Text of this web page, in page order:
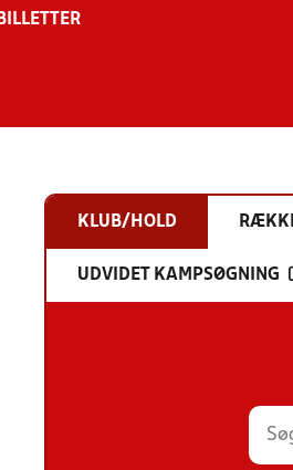
KLUB/HOLD
UDVIDET KAMPSØGNING